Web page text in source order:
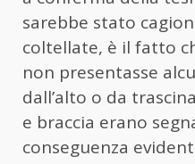
sarebbe stato
coltellate, è il fatto
non presentasse
dall’alto o da
e braccia erano
conseguenza